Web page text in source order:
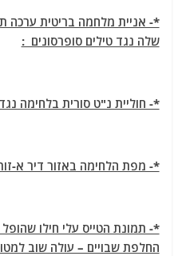
*- אניית מלחמה בריטית ערכה
שלה נגד טילים סופרסונים :
*- חוליית נ"ט סורית בלחימה
*- מפת הלחימה באזור דיר א-
*- תמונת הטייס עלי חילו
החלפת שבויים – עולה שוב